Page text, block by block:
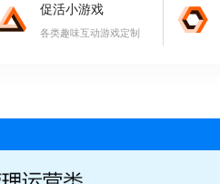
促活小游戏
各类趣味互动游戏定制